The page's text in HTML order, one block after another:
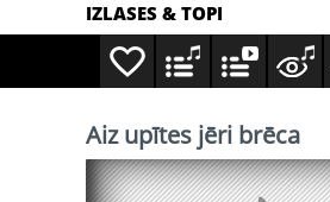
IZLASES & TOPI
Aiz upītes jēri brēca